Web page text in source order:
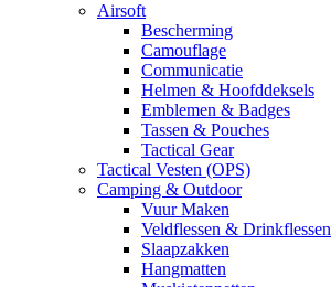
Airsoft
Bescherming
Camouflage
Communicatie
Helmen & Hoofddeksels
Emblemen & Badges
Tassen & Pouches
Tactical Gear
Tactical Vesten (OPS)
Camping & Outdoor
Vuur Maken
Veldflessen & Drinkflessen
Slaapzakken
Hangmatten